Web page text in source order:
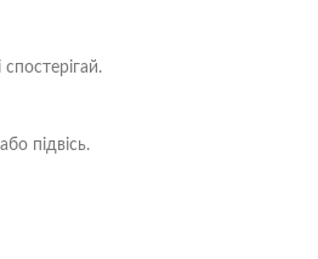
підвісь.